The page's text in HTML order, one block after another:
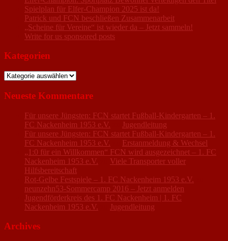
Spielplan für Elfer-Champion 2025 ist da!
Patrick und FCN beschließen Zusammenarbeit
„Scheine für Vereine“ ist wieder da – Jetzt sammeln!
Write for us sponsored posts
Kategorien
Kategorien
Neueste Kommentare
Für unsere Jüngsten: FCN startet Fußball-Kindergarten – 1.
FC Nackenheim 1953 e.V.
Jugendleitung
Für unsere Jüngsten: FCN startet Fußball-Kindergarten – 1.
FC Nackenheim 1953 e.V.
Erstanmeldung & Wechsel
„1:0 für ein Willkommen“ FCN wird ausgezeichnet – 1. FC
Nackenheim 1953 e.V.
Viele Transporter voller
Hilfsbereitschaft
Rot-Gelbe Festspiele – 1. FC Nackenheim 1953 e.V.
neunzehn53-Sommercamp 2016 – Jetzt anmelden
Jugendförderkreis des 1. FC Nackenheim | 1. FC
Nackenheim 1953 e.V.
Jugendleitung
Archives